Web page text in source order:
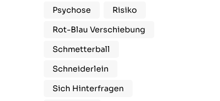
Psychose
Risiko
Rot-Blau Verschiebung
Schmetterball
Schneiderlein
Sich Hinterfragen